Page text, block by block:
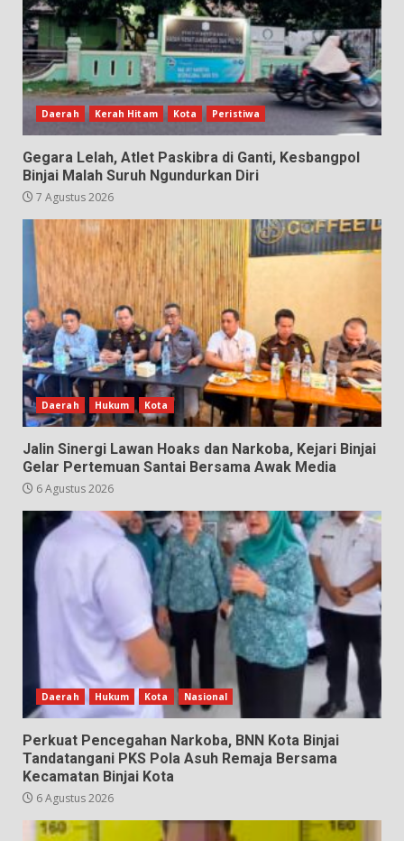
Daerah Kerah Hitam Kota Peristiwa
Gegara Lelah, Atlet Paskibra di Ganti, Kesbangpol
Binjai Malah Suruh Ngundurkan Diri
7 Agustus 2026
Daerah Hukum Kota
Jalin Sinergi Lawan Hoaks dan Narkoba, Kejari Binjai
Gelar Pertemuan Santai Bersama Awak Media
6 Agustus 2026
Daerah Hukum Kota Nasional
Perkuat Pencegahan Narkoba, BNN Kota Binjai
Tandatangani PKS Pola Asuh Remaja Bersama
Kecamatan Binjai Kota
6 Agustus 2026